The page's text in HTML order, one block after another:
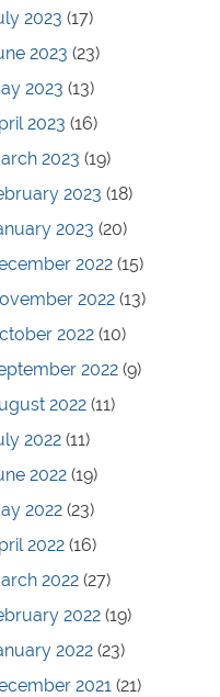
2023 (17)
2023 (23)
2023 (13)
2023 (16)
2023 (19)
2023 (18)
2023 (20)
2022 (15)
2022 (13)
2022 (10)
2022 (9)
2022 (11)
2022 (11)
2022 (19)
2022 (23)
2022 (16)
2022 (27)
2022 (19)
2022 (23)
2021 (21)